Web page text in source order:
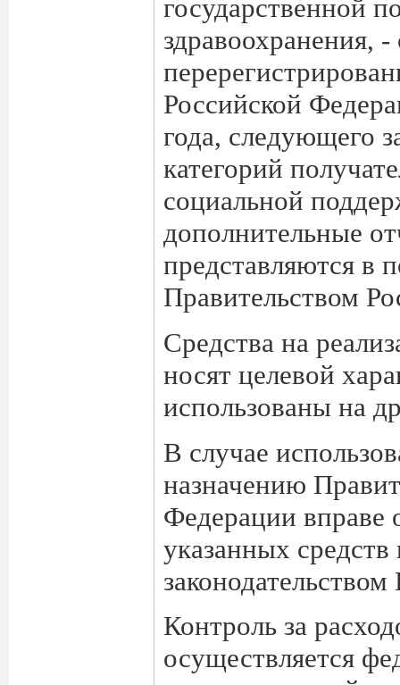
государственной
здравоохранения,
Российской
года, следующего
категорий
социальной
дополнительные
представляются в
Правительством
Средства на
носят целевой
использованы на
В случае
назначению
Федерации вправе
указанных
Контроль за
осуществляется